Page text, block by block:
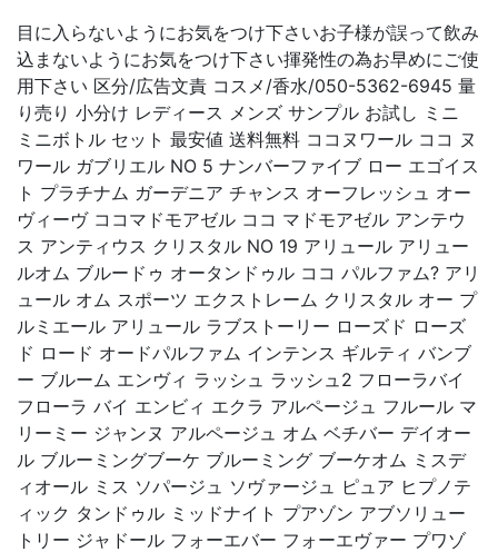
目に入らないようにお気をつけ下さいお子様が誤って飲み
込まないようにお気をつけ下さい揮発性の為お早めにご使
用下さい 区分/広告文責 コスメ/香水/050-5362-6945 量
り売り 小分け レディース メンズ サンプル お試し ミニ
ミニボトル セット 最安値 送料無料 ココヌワール ココ ヌ
ワール ガブリエル NO 5 ナンバーファイブ ロー エゴイス
ト プラチナム ガーデニア チャンス オーフレッシュ オー
ヴィーヴ ココマドモアゼル ココ マドモアゼル アンテウ
ス アンティウス クリスタル NO 19 アリュール アリュー
ルオム ブルードゥ オータンドゥル ココ パルファム? アリ
ュール オム スポーツ エクストレーム クリスタル オー プ
ルミエール アリュール ラブストーリー ローズド ローズ
ド ロード オードパルファム インテンス ギルティ バンブ
ー ブルーム エンヴィ ラッシュ ラッシュ2 フローラバイ
フローラ バイ エンビィ エクラ アルページュ フルール マ
リーミー ジャンヌ アルページュ オム ベチバー デイオー
ル ブルーミングブーケ ブルーミング ブーケオム ミスデ
ィオール ミス ソパージュ ソヴァージュ ピュア ヒプノテ
ィック タンドゥル ミッドナイト プアゾン アブソリュー
トリー ジャドール フォーエバー フォーエヴァー プワゾ